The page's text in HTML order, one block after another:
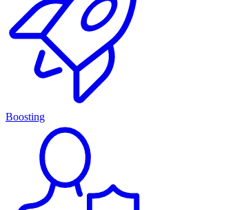
Boosting